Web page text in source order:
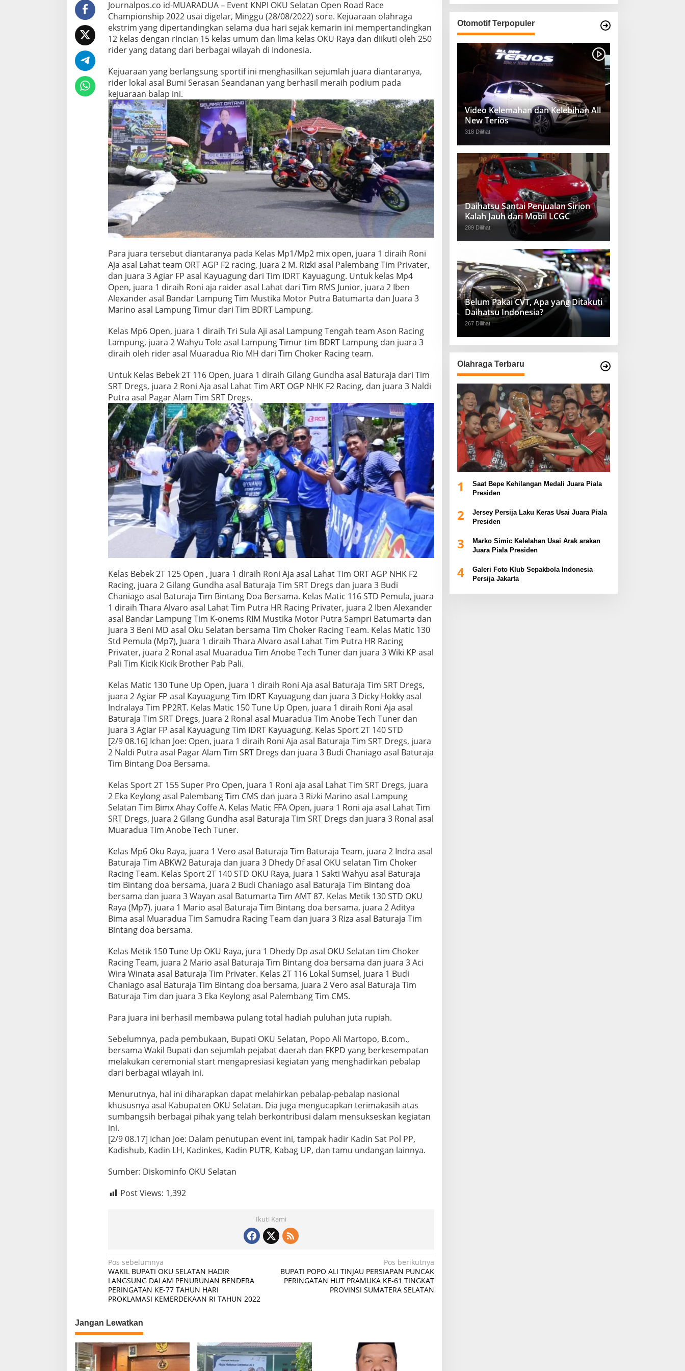
M
E
V
E
N
T
P
E
N
R
O
A
D
R
A
C
E
C
H
A
M
N
H
I
P
K
N
P
I
K
U
S
E
A
T
A
N
2
0
2
Journalpos.co id-MUARADUA – Event KNPI OKU Selatan Open Road Race
Championship 2022 usai digelar, Minggu (28/08/2022) sore. Kejuaraan olahraga
ekstrim yang dipertandingkan selama dua hari sejak kemarin ini mempertandingkan
12 kelas dengan rincian 15 kelas umum dan lima kelas OKU Raya dan diikuti oleh 250
rider yang datang dari berbagai wilayah di Indonesia.
Kejuaraan yang berlangsung sportif ini menghasilkan sejumlah juara diantaranya,
rider lokal asal Bumi Serasan Seandanan yang berhasil meraih podium pada
kejuaraan balap ini.
Para juara tersebut diantaranya pada Kelas Mp1/Mp2 mix open, juara 1 diraih Roni
Aja asal Lahat team ORT AGP F2 racing, Juara 2 M. Rizki asal Palembang Tim Privater,
dan juara 3 Agiar FP asal Kayuagung dari Tim IDRT Kayuagung. Untuk kelas Mp4
Open, juara 1 diraih Roni aja raider asal Lahat dari Tim RMS Junior, juara 2 Iben
Alexander asal Bandar Lampung Tim Mustika Motor Putra Batumarta dan Juara 3
Marino asal Lampung Timur dari Tim BDRT Lampung.
Kelas Mp6 Open, juara 1 diraih Tri Sula Aji asal Lampung Tengah team Ason Racing
Lampung, juara 2 Wahyu Tole asal Lampung Timur tim BDRT Lampung dan juara 3
diraih oleh rider asal Muaradua Rio MH dari Tim Choker Racing team.
Untuk Kelas Bebek 2T 116 Open, juara 1 diraih Gilang Gundha asal Baturaja dari Tim
SRT Dregs, juara 2 Roni Aja asal Lahat Tim ART OGP NHK F2 Racing, dan juara 3 Naldi
Putra asal Pagar Alam Tim SRT Dregs.
Kelas Bebek 2T 125 Open , juara 1 diraih Roni Aja asal Lahat Tim ORT AGP NHK F2
Racing, juara 2 Gilang Gundha asal Baturaja Tim SRT Dregs dan juara 3 Budi
Chaniago asal Baturaja Tim Bintang Doa Bersama. Kelas Matic 116 STD Pemula, juara
1 diraih Thara Alvaro asal Lahat Tim Putra HR Racing Privater, juara 2 Iben Alexander
asal Bandar Lampung Tim K-onems RIM Mustika Motor Putra Sampri Batumarta dan
juara 3 Beni MD asal Oku Selatan bersama Tim Choker Racing Team. Kelas Matic 130
Std Pemula (Mp7), Juara 1 diraih Thara Alvaro asal Lahat Tim Putra HR Racing
Privater, juara 2 Ronal asal Muaradua Tim Anobe Tech Tuner dan juara 3 Wiki KP asal
Pali Tim Kicik Kicik Brother Pab Pali.
Kelas Matic 130 Tune Up Open, juara 1 diraih Roni Aja asal Baturaja Tim SRT Dregs,
juara 2 Agiar FP asal Kayuagung Tim IDRT Kayuagung dan juara 3 Dicky Hokky asal
Indralaya Tim PP2RT. Kelas Matic 150 Tune Up Open, juara 1 diraih Roni Aja asal
Baturaja Tim SRT Dregs, juara 2 Ronal asal Muaradua Tim Anobe Tech Tuner dan
juara 3 Agiar FP asal Kayuagung Tim IDRT Kayuagung. Kelas Sport 2T 140 STD
[2/9 08.16] Ichan Joe: Open, juara 1 diraih Roni Aja asal Baturaja Tim SRT Dregs, juara
2 Naldi Putra asal Pagar Alam Tim SRT Dregs dan juara 3 Budi Chaniago asal Baturaja
Tim Bintang Doa Bersama.
Kelas Sport 2T 155 Super Pro Open, juara 1 Roni aja asal Lahat Tim SRT Dregs, juara
2 Eka Keylong asal Palembang Tim CMS dan juara 3 Rizki Marino asal Lampung
Selatan Tim Bimx Ahay Coffe A. Kelas Matic FFA Open, juara 1 Roni aja asal Lahat Tim
SRT Dregs, juara 2 Gilang Gundha asal Baturaja Tim SRT Dregs dan juara 3 Ronal asal
Muaradua Tim Anobe Tech Tuner.
Kelas Mp6 Oku Raya, juara 1 Vero asal Baturaja Tim Baturaja Team, juara 2 Indra asal
Baturaja Tim ABKW2 Baturaja dan juara 3 Dhedy Df asal OKU selatan Tim Choker
Racing Team. Kelas Sport 2T 140 STD OKU Raya, juara 1 Sakti Wahyu asal Baturaja
tim Bintang doa bersama, juara 2 Budi Chaniago asal Baturaja Tim Bintang doa
bersama dan juara 3 Wayan asal Batumarta Tim AMT 87. Kelas Metik 130 STD OKU
Raya (Mp7), juara 1 Mario asal Baturaja Tim Bintang doa bersama, juara 2 Aditya
Bima asal Muaradua Tim Samudra Racing Team dan juara 3 Riza asal Baturaja Tim
Bintang doa bersama.
Kelas Metik 150 Tune Up OKU Raya, jura 1 Dhedy Dp asal OKU Selatan tim Choker
Racing Team, juara 2 Mario asal Baturaja Tim Bintang doa bersama dan juara 3 Aci
Wira Winata asal Baturaja Tim Privater. Kelas 2T 116 Lokal Sumsel, juara 1 Budi
Chaniago asal Baturaja Tim Bintang doa bersama, juara 2 Vero asal Baturaja Tim
Baturaja Tim dan juara 3 Eka Keylong asal Palembang Tim CMS.
Para juara ini berhasil membawa pulang total hadiah puluhan juta rupiah.
Sebelumnya, pada pembukaan, Bupati OKU Selatan, Popo Ali Martopo, B.com.,
bersama Wakil Bupati dan sejumlah pejabat daerah dan FKPD yang berkesempatan
melakukan ceremonial start mengapresiasi kegiatan yang menghadirkan pebalap
dari berbagai wilayah ini.
Menurutnya, hal ini diharapkan dapat melahirkan pebalap-pebalap nasional
khususnya asal Kabupaten OKU Selatan. Dia juga mengucapkan terimakasih atas
sumbangsih berbagai pihak yang telah berkontribusi dalam mensukseskan kegiatan
ini.
[2/9 08.17] Ichan Joe: Dalam penutupan event ini, tampak hadir Kadin Sat Pol PP,
Kadishub, Kadin LH, Kadinkes, Kadin PUTR, Kabag UP, dan tamu undangan lainnya.
Sumber: Diskominfo OKU Selatan
Post Views: 1,392
Ikuti Kami
N
a
v
g
a
s
i
Pos sebelumnya
WAKIL BUPATI OKU SELATAN HADIR
LANGSUNG DALAM PENURUNAN BENDERA
PERINGATAN KE-77 TAHUN HARI
PROKLAMASI KEMERDEKAAN RI TAHUN 2022
Pos berikutnya
BUPATI POPO ALI TINJAU PERSIAPAN PUNCAK
PERINGATAN HUT PRAMUKA KE-61 TINGKAT
PROVINSI SUMATERA SELATAN
Jangan Lewatkan
Otomotif Terpopuler
Video Kelemahan dan Kelebihan All
New Terios
318 Dilihat
Daihatsu Santai Penjualan Sirion
Kalah Jauh dari Mobil LCGC
289 Dilihat
Belum Pakai CVT, Apa yang Ditakuti
Daihatsu Indonesia?
267 Dilihat
Olahraga Terbaru
1
Saat Bepe Kehilangan Medali Juara Piala
Presiden
2
Jersey Persija Laku Keras Usai Juara Piala
Presiden
3
Marko Simic Kelelahan Usai Arak arakan
Juara Piala Presiden
4
Galeri Foto Klub Sepakbola Indonesia
Persija Jakarta